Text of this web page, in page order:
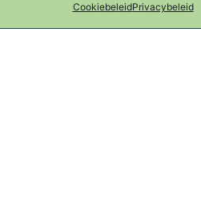
CookiebeleidPrivacybeleid